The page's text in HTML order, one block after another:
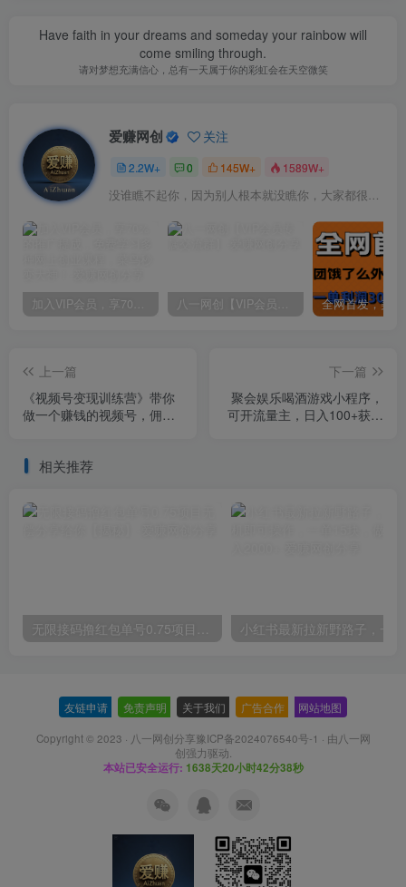
Have faith in your dreams and someday your rainbow will
come smiling through.
请对梦想充满信心，总有一天属于你的彩虹会在天空微笑
爱赚网创 关注
2.2W+ 0 145W+ 1589W+
没谁瞧不起你，因为别人根本就没瞧你，大家都很忙的
加入VIP会员，享70%的推广提成，免费学习多种网上创业课程，菜鸟秒变大神！ 八一网创【VIP会员专属交流群】
上一篇
《视频号变现训练营》带你
做一个赚钱的视频号，佣金
下一篇
聚会娱乐喝酒游戏小程序，
可开流量主，日入100+获得
相关推荐
无限接码撸红包单号0.75项目无偿分享给你【揭秘】
友链申请 免责声明 关于我们 广告合作 网站地图
Copyright © 2023 · 八一网创分享豫ICP备2024076540号-1 · 由八一网
创强力驱动.
本站已安全运行: 1638天20小时42分39秒